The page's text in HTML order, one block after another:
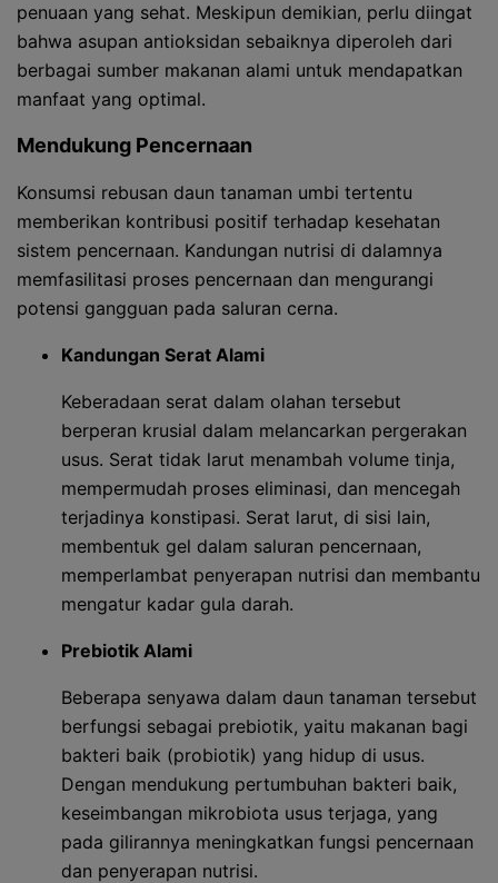
penuaan yang sehat. Meskipun demikian, perlu diingat
bahwa asupan antioksidan sebaiknya diperoleh dari
berbagai sumber makanan alami untuk mendapatkan
manfaat yang optimal.
Mendukung Pencernaan
Konsumsi rebusan daun tanaman umbi tertentu
memberikan kontribusi positif terhadap kesehatan
sistem pencernaan. Kandungan nutrisi di dalamnya
memfasilitasi proses pencernaan dan mengurangi
potensi gangguan pada saluran cerna.
Kandungan Serat Alami
Keberadaan serat dalam olahan tersebut
berperan krusial dalam melancarkan pergerakan
usus. Serat tidak larut menambah volume tinja,
mempermudah proses eliminasi, dan mencegah
terjadinya konstipasi. Serat larut, di sisi lain,
membentuk gel dalam saluran pencernaan,
memperlambat penyerapan nutrisi dan membantu
mengatur kadar gula darah.
Prebiotik Alami
Beberapa senyawa dalam daun tanaman tersebut
berfungsi sebagai prebiotik, yaitu makanan bagi
bakteri baik (probiotik) yang hidup di usus.
Dengan mendukung pertumbuhan bakteri baik,
keseimbangan mikrobiota usus terjaga, yang
pada gilirannya meningkatkan fungsi pencernaan
dan penyerapan nutrisi.